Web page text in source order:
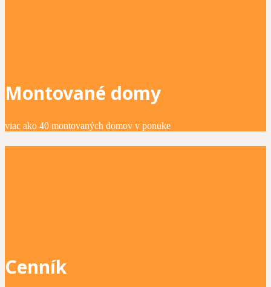
Montované domy
viac ako 40 montovaných domov v ponuke
Cenník